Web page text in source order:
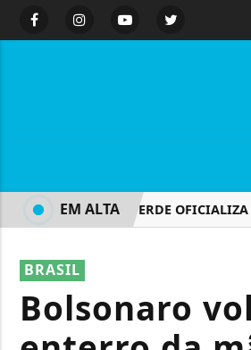
PARTIDO VERDE OFICIALIZA
EM ALTA
BRASIL
Bolsonaro